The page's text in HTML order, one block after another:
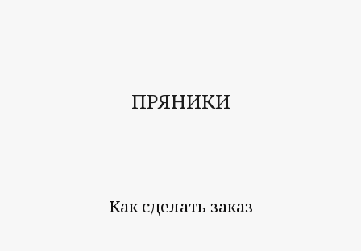
ПРЯНИКИ
Как сделать заказ